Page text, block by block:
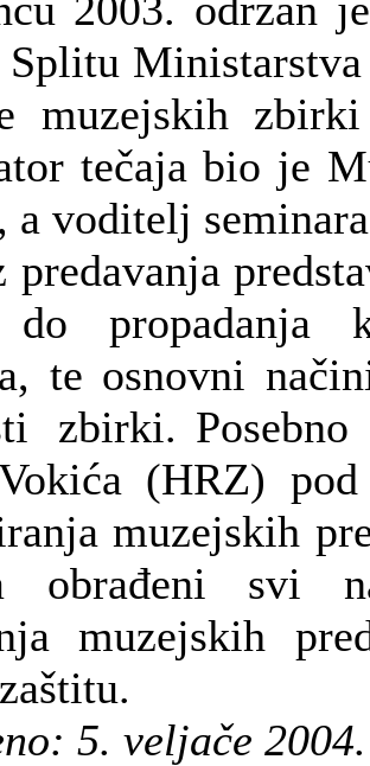
muzejskih
tečaja bio je
a voditelj
predavanja
do propadanja
te osnovni
zbirki.
(HRZ) pod
muzejskih
obrađeni svi
muzejskih
5. veljače 2004.